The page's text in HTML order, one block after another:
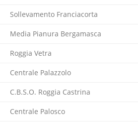
Sollevamento Franciacorta
Media Pianura Bergamasca
Roggia Vetra
Centrale Palazzolo
C.B.S.O. Roggia Castrina
Centrale Palosco